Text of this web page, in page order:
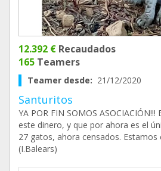
12.392 € Recaudados
165 Teamers
Teamer desde: 21/12/2020
Santuritos
YA POR FIN SOMOS
este dinero, y que por ahora es el
27 gatos, ahora censados.
(I.Balears)